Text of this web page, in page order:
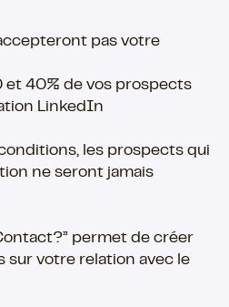
pas votre
et 40% de vos prospects
LinkedIn
les prospects qui
ne seront jamais
permet de créer
sur votre relation avec le